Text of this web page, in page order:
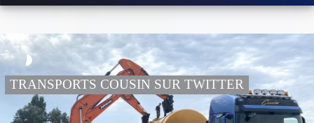
TRANSPORTS COUSIN SUR TWITTER